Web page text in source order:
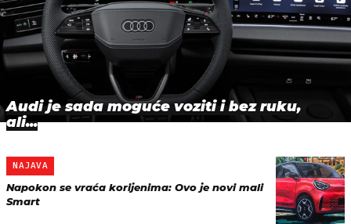
Audi je sada moguće voziti i bez ruku,
ali...
NAJAVA
Napokon se vraća korijenima: Ovo je novi mali
Smart